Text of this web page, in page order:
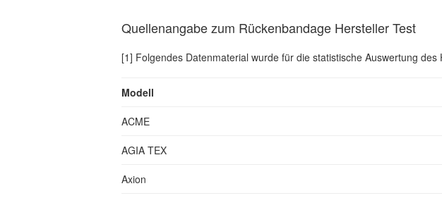
Quellenangabe zum Rückenbandage Hersteller Test
[1] Folgendes Datenmaterial wurde für die statistische Auswertung
Modell
ACME
AGIA TEX
Axion